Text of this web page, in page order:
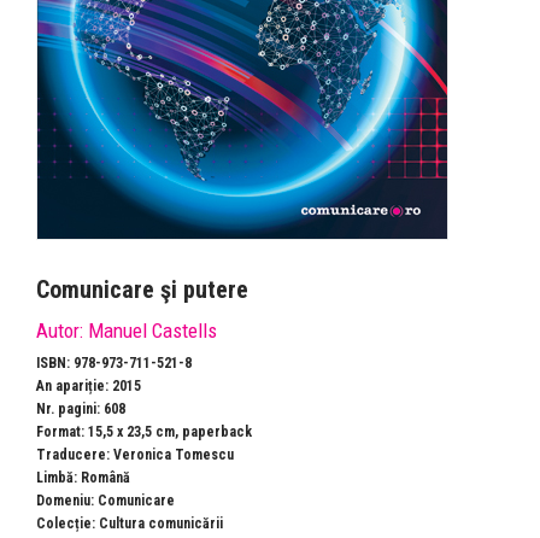
Comunicare şi putere
Autor: Manuel Castells
ISBN: 978-973-711-521-8
An apariție: 2015
Nr. pagini: 608
Format: 15,5 x 23,5 cm, paperback
Traducere: Veronica Tomescu
Limbă: Română
Domeniu: Comunicare
Colecție: Cultura comunicării